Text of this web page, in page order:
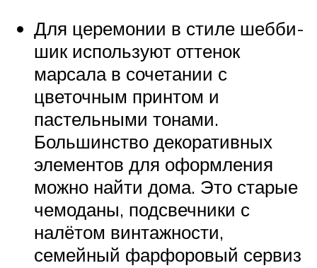
Для церемонии в стиле шебби-
шик используют оттенок
марсала в сочетании с
цветочным принтом и
пастельными тонами.
Большинство декоративных
элементов для оформления
можно найти дома. Это старые
чемоданы, подсвечники с
налётом винтажности,
семейный фарфоровый сервиз